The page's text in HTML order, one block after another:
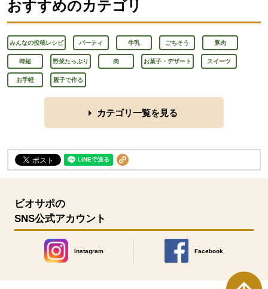
おすすめのカテゴリ
みんなの投稿レシピ パーティ 牛乳 ごちそう 豚肉
時短 野菜たっぷり 肉 お菓子・デザート スイーツ
お手軽 親子で作る
カテゴリ一覧を見る
ビオサポの
SNS公式アカウント
Instagram
別のウィンドウで開きます。
Facebook
別のウィンドウで開きます